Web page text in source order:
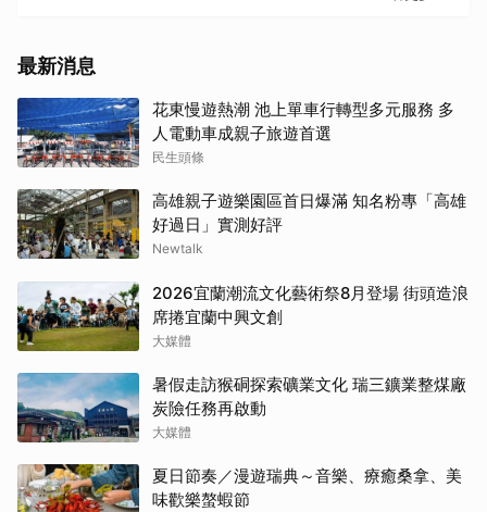
最新消息
花東慢遊熱潮 池上單車行轉型多元服務 多
人電動車成親子旅遊首選
民生頭條
高雄親子遊樂園區首日爆滿 知名粉專「高雄
好過日」實測好評
Newtalk
2026宜蘭潮流文化藝術祭8月登場 街頭造浪
席捲宜蘭中興文創
大媒體
暑假走訪猴硐探索礦業文化 瑞三鑛業整煤廠
炭險任務再啟動
大媒體
夏日節奏／漫遊瑞典～音樂、療癒桑拿、美
味歡樂螯蝦節